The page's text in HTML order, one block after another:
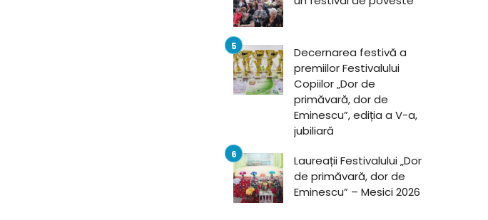
Decernarea festivă a
premiilor Festivalului
Copiilor „Dor de
primăvară, dor de
Eminescu”, ediția a V-a,
jubiliară
Laureații Festivalului „Dor
de primăvară, dor de
Eminescu” – Mesici 2026